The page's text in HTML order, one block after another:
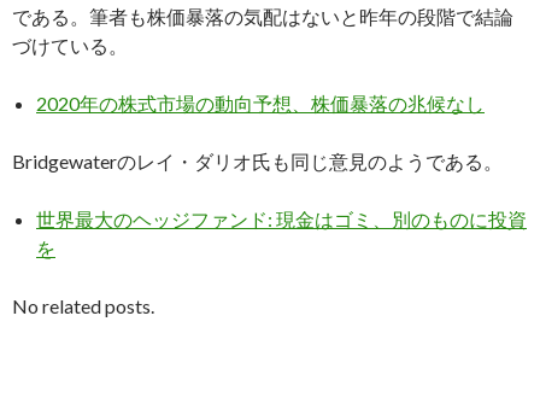
である。筆者も株価暴落の気配はないと昨年の段階で結論
づけている。
2020年の株式市場の動向予想、株価暴落の兆候なし
Bridgewaterのレイ・ダリオ氏も同じ意見のようである。
世界最大のヘッジファンド: 現金はゴミ、別のものに投資
を
No related posts.